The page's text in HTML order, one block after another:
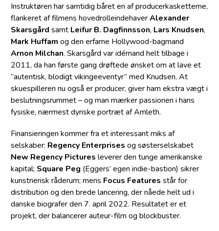
Instruktøren har samtidig båret en af producerkasketterne,
flankeret af filmens hovedrolleindehaverAlexander
Skarsgård samt Leifur B. Dagfinnsson, Lars Knudsen,
Mark Huffam og den erfarne Hollywood-bagmand
Arnon Milchan. Skarsgård var idémand helt tilbage i
2011, da han første gang drøftede ønsket om at lave et
“autentisk, blodigt vikingeeventyr” med Knudsen. At
skuespilleren nu også er producer, giver ham ekstra vægt i
beslutningsrummet – og man mærker passionen i hans
fysiske, nærmest dyriske portræt af Amleth.
Finansieringen kommer fra et interessant miks af
selskaber: Regency Enterprises og søsterselskabet
New Regency Pictures leverer den tunge amerikanske
kapital; Square Peg (Eggers’ egen indie-bastion) sikrer
kunstnerisk råderum; mens Focus Features står for
distribution og den brede lancering, der nåede helt ud i
danske biografer den 7. april 2022. Resultatet er et
projekt, der balancerer auteur-film og blockbuster.